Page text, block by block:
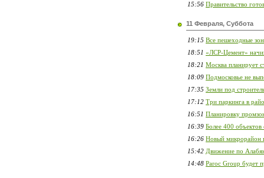
15:56 Правительство
11 Февраля, Суббота
19:15 Все пешеходные
18:51 «ЛСР-Цемент»
18:21 Москва планирует
18:09 Подмосковье не
17:35 Земли под
17:12 Три паркинга в
16:51 Планировку
16:39 Более 400 объектов
16:26 Новый микрорайон
15:42 Движение по
14:48 Paroc Group будет